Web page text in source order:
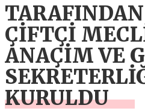
ÇİFTÇİ
ANAÇİM VE
KURULDU